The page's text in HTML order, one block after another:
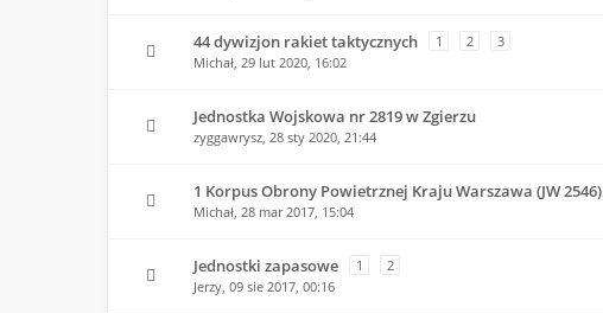
44 dywizjon rakiet taktycznych 1 2
3
Michał, 29 lut 2020, 16:02
Jednostka Wojskowa nr 2819 w Zgierzu
zyggawrysz, 28 sty 2020, 21:44
1 Korpus Obrony Powietrznej Kraju Warszawa (JW 2546)
Michał, 28 mar 2017, 15:04
Jednostki zapasowe 1
2
Jerzy, 09 sie 2017, 00:16